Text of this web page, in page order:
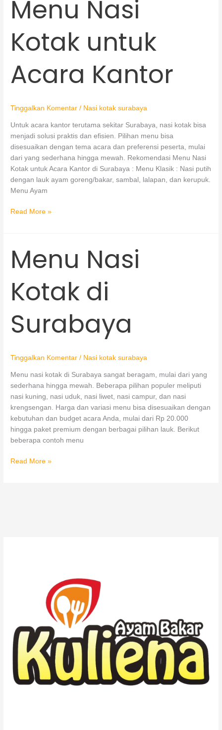
Menu Nasi
Kotak untuk
Acara Kantor
Tinggalkan Komentar / Nasi kotak surabaya
Untuk acara kantor terutama sekitar Surabaya, nasi kotak bisa
menjadi solusi praktis dan efisien. Pilihan menu bisa
disesuaikan dengan tema acara dan preferensi peserta, mulai
dari yang sederhana hingga mewah. Rekomendasi Menu Nasi
Kotak untuk Acara Kantor di Surabaya : Menu Klasik : Nasi putih
dengan lauk ayam goreng/bakar, sambal, lalapan, dan kerupuk.
Menu Ayam
Nasi
Kotak
Acara
Read More »
Menu Nasi
Kotak di
Surabaya
Tinggalkan Komentar / Nasi kotak surabaya
Menu nasi kotak di Surabaya sangat beragam, mulai dari yang
sederhana hingga mewah. Beberapa pilihan populer meliputi
nasi kuning, nasi uduk, nasi liwet, nasi campur, dan nasi
krengsengan. Harga dan variasi menu bisa disesuaikan dengan
kebutuhan dan budget acara Anda, mulai dari Rp 20.000
hingga paket premium dengan berbagai pilihan lauk. Berikut
beberapa contoh menu
Nasi
Kotak
di
Surabaya
Read More »